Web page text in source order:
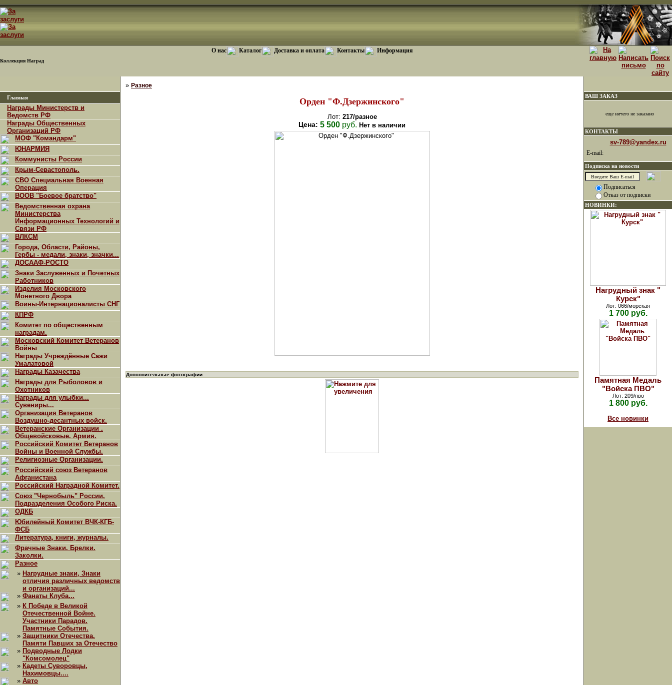
Коллекция Наград
О нас Каталог Доставка и оплата Контакты Информация
Главная
Награды Министерств и
Ведомств РФ
Награды Общественных
Организаций РФ
МОФ "Командарм"
ЮНАРМИЯ
Коммунисты России
Крым-Севастополь.
СВО Специальная Военная
Операция
ВООВ "Боевое братство"
Ведомственная охрана
Министерства
Информационных Технологий и
Связи РФ
ВЛКСМ
Города, Области, Районы,
Гербы - медали, знаки, значки...
ДОСААФ-РОСТО
Знаки Заслуженных и Почетных
Работников
Изделия Московского
Монетного Двора
Воины-Интернационалисты СНГ
КПРФ
Комитет по общественным
наградам.
Московский Комитет Ветеранов
Войны
Награды Учреждённые Сажи
Умалатовой
Награды Казачества
Награды для Рыболовов и
Охотников
Награды для улыбки...
Сувениры...
Организация Ветеранов
Воздушно-десантных войск.
Ветеранские Организации .
Общевойсковые. Армия.
Российский Комитет Ветеранов
Войны и Военной Службы.
Религиозные Организации.
Российский союз Ветеранов
Афганистана
Российский Наградной Комитет.
Союз "Чернобыль" России.
Подразделения Особого Риска.
ОДКБ
Юбилейный Комитет ВЧК-КГБ-
ФСБ
Литература, книги, журналы.
Фрачные Знаки. Брелки.
Заколки.
Разное
» Нагрудные знаки, Знаки
отличия различных ведомств
и организаций...
» Фанаты Клуба...
» К Победе в Великой
Отечественной Войне.
Участники Парадов.
Памятные События.
» Защитники Отечества.
Памяти Павших за Отечество
» Подводные Лодки
"Комсомолец"
» Кадеты Суворовцы,
Нахимовцы....
» Авто
» Разное
Орден "Ф.Дзержинского"
Лот: 217/разное
Цена: 5 500 руб. Нет в наличии
Дополнительные фотографии
ВАШ ЗАКАЗ
еще ничего не заказано
КОНТАКТЫ
sv-789@yandex.ru
E-mail:
Подписка на новости
Подписаться
Отказ от подписки
НОВИНКИ:
Нагрудный знак "
Курск"
Лот: 066/морская
1 700 руб.
Памятная Медаль
"Войска ПВО"
Лот: 209/пво
1 800 руб.
Все новинки